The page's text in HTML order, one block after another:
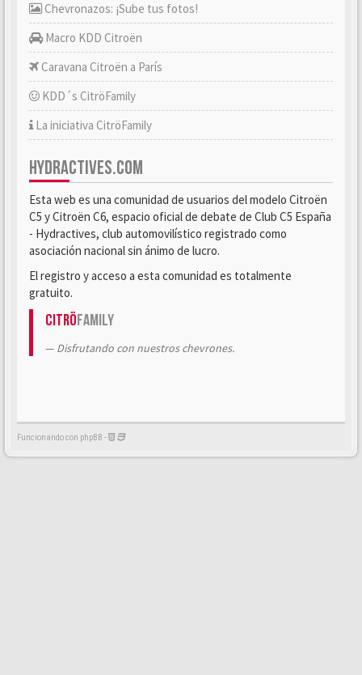
Chevronazos: ¡Sube tus fotos!
Macro KDD Citroën
Caravana Citroën a París
KDD´s CitröFamily
La iniciativa CitröFamily
HYDRACTIVES.COM
Esta web es una comunidad de usuarios del modelo Citroën
C5 y Citroën C6, espacio oficial de debate de Club C5 España
- Hydractives, club automovilístico registrado como
asociación nacional sin ánimo de lucro.
El registro y acceso a esta comunidad es totalmente
gratuito.
CitröFamily
Disfrutando con nuestros chevrones.
Funcionando con phpBB -